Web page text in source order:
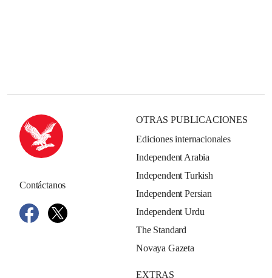
Contáctanos
OTRAS PUBLICACIONES
Ediciones internacionales
Independent Arabia
Independent Turkish
Independent Persian
Independent Urdu
The Standard
Novaya Gazeta
EXTRAS